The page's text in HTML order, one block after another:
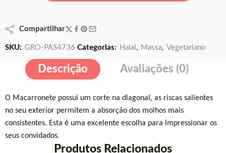
Compartilhar
SKU: GRO-PAS4736 Categorias: Halal , Massa, Vegetariano
Descrição Avaliações (0)
O Macarronete possui um corte na diagonal , as riscas salientes
no seu exterior permitem a absorção dos molhos mais
consistentes. Esta é uma excelente escolha para impressionar os
seus convidados.
Produtos Relacionados